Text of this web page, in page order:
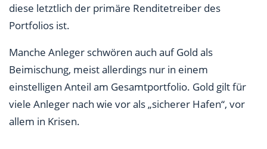
diese letztlich der primäre Renditetreiber des
Portfolios ist.
Manche Anleger schwören auch auf Gold als
Beimischung, meist allerdings nur in einem
einstelligen Anteil am Gesamtportfolio. Gold gilt für
viele Anleger nach wie vor als „sicherer Hafen“, vor
allem in Krisen.